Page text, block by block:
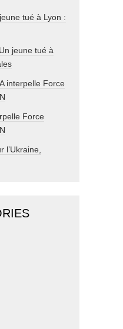
tué à Lyon :
Un jeune tué à
interpelle Force
Force
l’Ukraine,